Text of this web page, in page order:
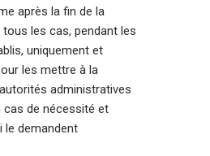
après la fin de la
les cas, pendant les
uniquement et
les mettre à la
administratives
cas de nécessité et
le demandent